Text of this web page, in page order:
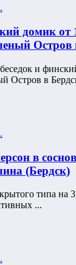
домик от
Остров
и
Остров в
в
(Бердск)
типа на
...